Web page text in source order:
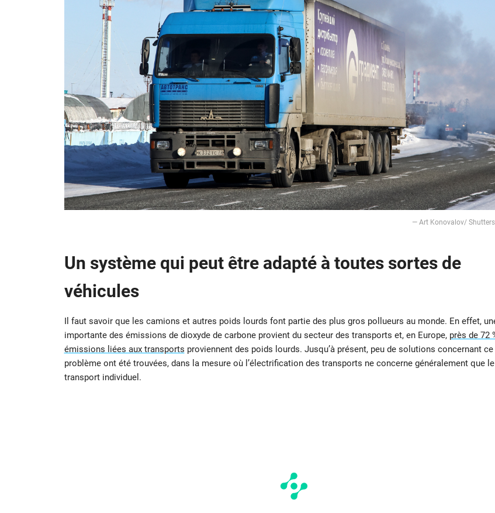
— Art Konovalov/
Un système qui peut être adapté à toutes sortes de
véhicules
Il faut savoir que les camions et autres poids lourds font partie des plus gros pollueurs au monde. En effet,
importante des émissions de dioxyde de carbone provient du secteur des transports et, en Europe, près de 72
émissions liées aux transports proviennent des poids lourds. Jusqu’à présent, peu de solutions concernant ce
problème ont été trouvées, dans la mesure où l’électrification des transports ne concerne généralement que le
transport individuel.